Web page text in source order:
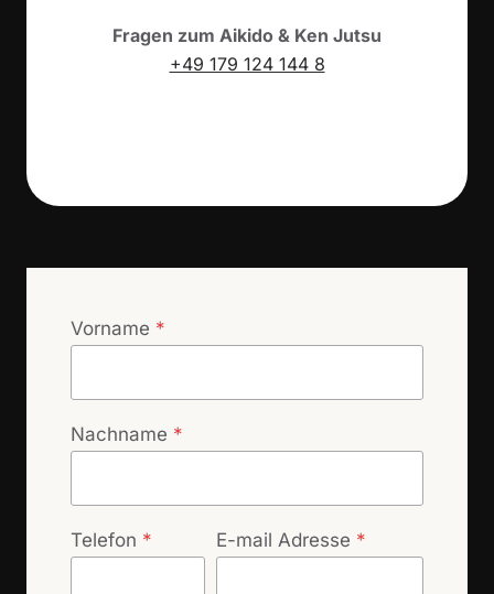
Fragen zum Aikido & Ken Jutsu
+49 179 124 144 8
Vorname *
Nachname *
Telefon * E-mail Adresse *